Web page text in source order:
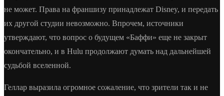
не может. Права на франшизу принадлежат Disney, и передать
их другой студии невозможно. Впрочем, источники
утверждают, что вопрос о будущем «Баффи» еще не закрыт
окончательно, и в Hulu продолжают думать над дальнейшей
судьбой вселенной.
Геллар выразила огромное сожаление, что зрители так и не